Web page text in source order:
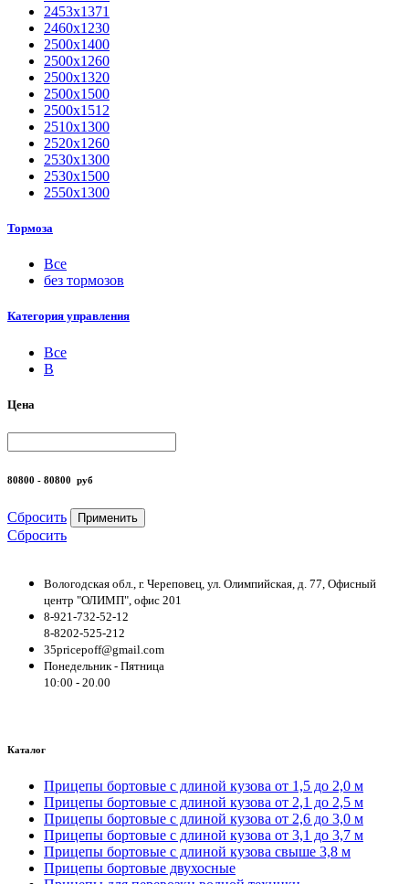
2453х1371
2460х1230
2500x1400
2500х1260
2500х1320
2500х1500
2500х1512
2510х1300
2520х1260
2530х1300
2530х1500
2550х1300
Тормоза
Все
без тормозов
Категория управления
Все
B
Цена
80800 - 80800 руб
Сбросить Применить
Сбросить
Вологодская обл., г. Череповец, ул. Олимпийская, д. 77, Офисный
центр "ОЛИМП", офис 201
8-921-732-52-12
8-8202-525-212
35pricepoff@gmail.com
Понедельник - Пятница
10:00 - 20.00
Каталог
Прицепы бортовые с длиной кузова от 1,5 до 2,0 м
Прицепы бортовые с длиной кузова от 2,1 до 2,5 м
Прицепы бортовые с длиной кузова от 2,6 до 3,0 м
Прицепы бортовые с длиной кузова от 3,1 до 3,7 м
Прицепы бортовые с длиной кузова свыше 3,8 м
Прицепы бортовые двухосные